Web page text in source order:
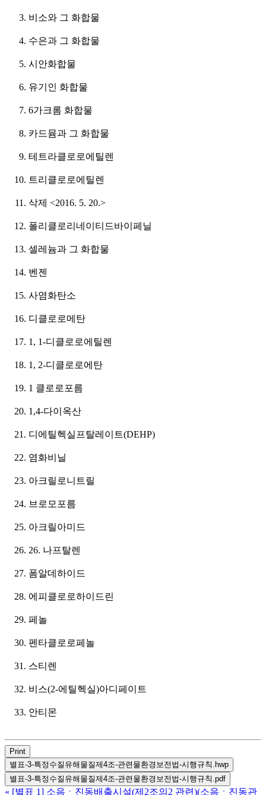
비소와 그 화합물
수은과 그 화합물
시안화합물
유기인 화합물
6가크롬 화합물
카드뮴과 그 화합물
테트라클로로에틸렌
트리클로로에틸렌
삭제 <2016. 5. 20.>
폴리클로리네이티드바이페닐
셀레늄과 그 화합물
벤젠
사염화탄소
디클로로메탄
1, 1-디클로로에틸렌
1, 2-디클로로에탄
1 클로로포름
1,4-다이옥산
디에틸헥실프탈레이트(DEHP)
염화비닐
아크릴로니트릴
브로모포름
아크릴아미드
26. 나프탈렌
폼알데하이드
에피클로로하이드린
페놀
펜타클로로페놀
스티렌
비스(2-에틸헥실)아디페이트
안티몬
Print
별표-3-특정수질유해물질제4조-관련물환경보전법-시행규칙.hwp
별표-3-특정수질유해물질제4조-관련물환경보전법-시행규칙.pdf
« [별표 1] 소음ㆍ진동배출시설(제2조의2 관련)(소음ㆍ진동관